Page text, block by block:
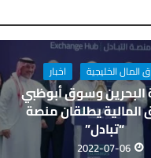
المال الخليجية اخبار
البحرين وسوق أبوظبي
المالية يطلقان منصة
“تبادل”
2022-07-06